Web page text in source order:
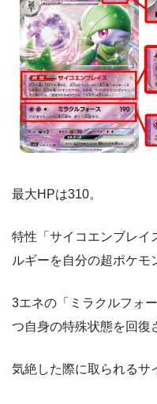
最大HPは310。
特性「サイコエンブレイ
ルギーを自分の超ポケモ
3エネの「ミラクルフォ
つ自身の特殊状態を回復
気絶した際に取られるサ